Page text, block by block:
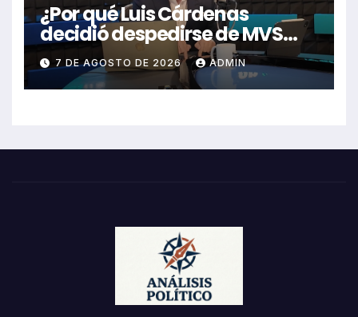
¿Por qué Luis Cárdenas
decidió despedirse de MVS
Noticias en pleno 2026?
7 DE AGOSTO DE 2026 ADMIN